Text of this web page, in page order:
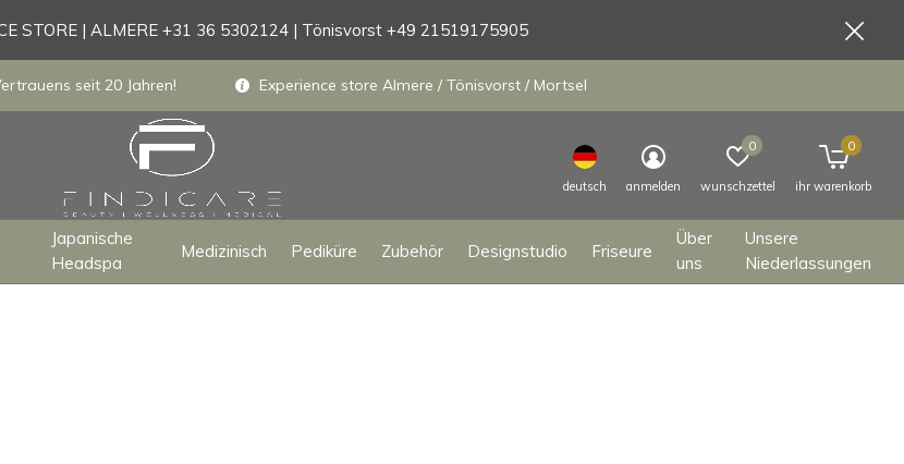
Japanische
Headspa
Medizinisch Pediküre Zubehör Designstudio Friseure
Über
uns
Unsere
Niederlassungen
deutsch anmelden wunschzettel
0
ihr warenkorb
0
seit 20 Jahren! Experience store Almere / Tönisvorst / Mortsel
STORE | ALMERE +31 36 5302124 | Tönisvorst +49 21519175905